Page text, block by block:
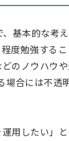
基本的な考
度勉強するこ
のノウハウ
場合には不透
用したい」と